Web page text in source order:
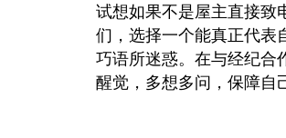
试想如果不是屋主直接致
们，选择一个能真正代表
巧语所迷惑。在与经纪合
醒觉，多想多问，保障自